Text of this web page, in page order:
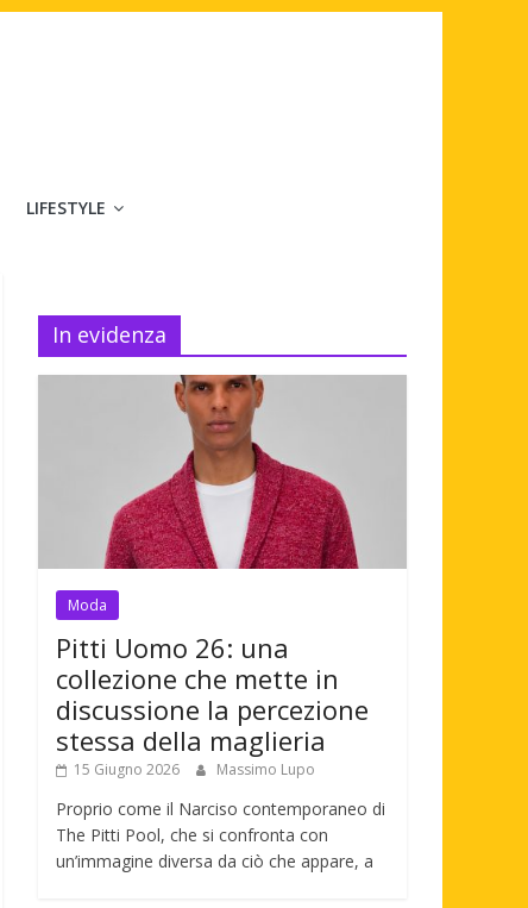
LIFESTYLE
In evidenza
Moda
Pitti Uomo 26: una
collezione che mette in
discussione la percezione
stessa della maglieria
15 Giugno 2026 Massimo Lupo
Proprio come il Narciso contemporaneo di
The Pitti Pool, che si confronta con
un’immagine diversa da ciò che appare, a